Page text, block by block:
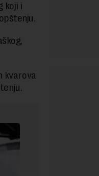
koji i
kvarova